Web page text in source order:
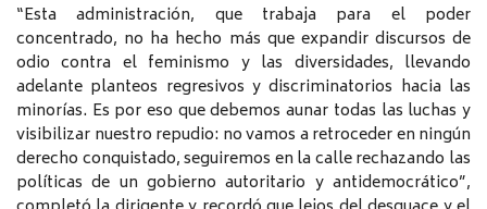
“Esta administración, que trabaja para el poder
concentrado, no ha hecho más que expandir discursos de
odio contra el feminismo y las diversidades, llevando
adelante planteos regresivos y discriminatorios hacia las
minorías. Es por eso que debemos aunar todas las luchas y
visibilizar nuestro repudio: no vamos a retroceder en ningún
derecho conquistado, seguiremos en la calle rechazando las
políticas de un gobierno autoritario y antidemocrático”,